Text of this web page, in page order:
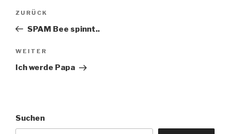
Beitragsnavigation
Vorheriger
Beitrag
ZURÜCK
SPAM Bee spinnt..
Nächster
Beitrag
WEITER
Ich werde Papa
Suchen